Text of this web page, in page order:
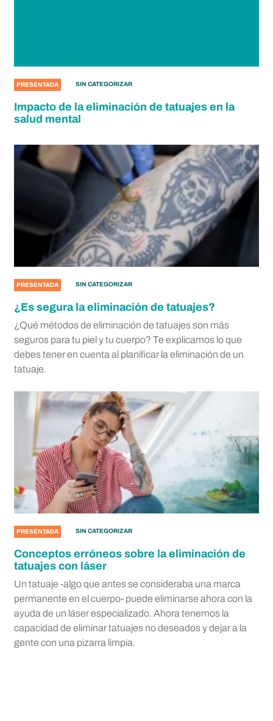
PRESENTADA SIN CATEGORIZAR
Impacto de la eliminación de tatuajes en la
salud mental
PRESENTADA SIN CATEGORIZAR
¿Es segura la eliminación de tatuajes?
¿Qué métodos de eliminación de tatuajes son más
seguros para tu piel y tu cuerpo? Te explicamos lo que
debes tener en cuenta al planificar la eliminación de un
tatuaje.
PRESENTADA SIN CATEGORIZAR
Conceptos erróneos sobre la eliminación de
tatuajes con láser
Un tatuaje -algo que antes se consideraba una marca
permanente en el cuerpo- puede eliminarse ahora con la
ayuda de un láser especializado. Ahora tenemos la
capacidad de eliminar tatuajes no deseados y dejar a la
gente con una pizarra limpia.